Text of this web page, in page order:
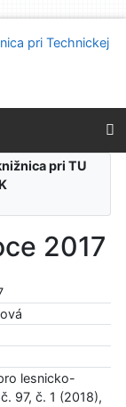
pri TU
2017
lesnicko-
97, č. 1 (2018),